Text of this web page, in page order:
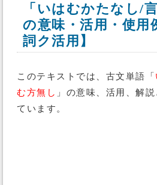
「いはむかたなし/
の意味・活用・使用
詞ク活用】
このテキストでは、古文単語「
む方無し 」の意味、活用、解
ています。